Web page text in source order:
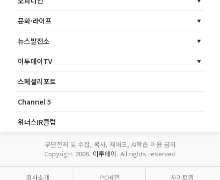
문화·라이프
뉴스발전소
이투데이TV
스페셜리포트
Channel 5
위너스IR클럽
무단전재 및 수집, 복사, 재배포, AI학습 이용 금지
Copyright 2006. 이투데이. All rights reserved
회사소개 PC버전 사이트맵